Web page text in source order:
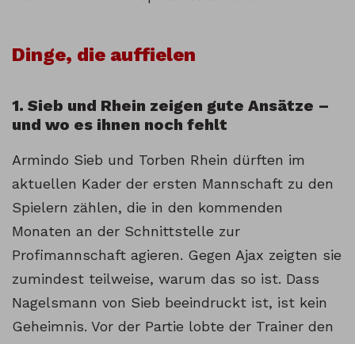
Dinge, die auffielen
1. Sieb und Rhein zeigen gute Ansätze –
und wo es ihnen noch fehlt
Armindo Sieb und Torben Rhein dürften im
aktuellen Kader der ersten Mannschaft zu den
Spielern zählen, die in den kommenden
Monaten an der Schnittstelle zur
Profimannschaft agieren. Gegen Ajax zeigten sie
zumindest teilweise, warum das so ist. Dass
Nagelsmann von Sieb beeindruckt ist, ist kein
Geheimnis. Vor der Partie lobte der Trainer den